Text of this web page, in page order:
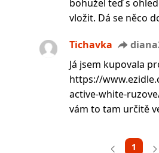
bohužel teď s
vložit. Dá se něco
Tichavka
Já jsem kupovala
https://
active-white-
vám to tam určitě
1